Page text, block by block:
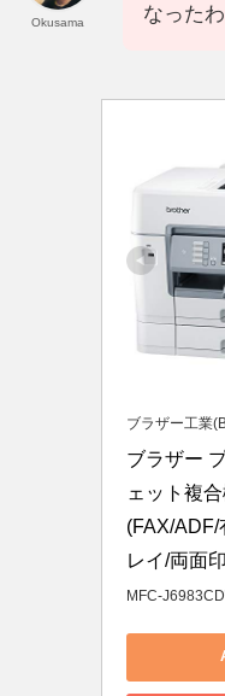
Okusama
なった
ブラザー工業
ブラザー
ェット複
(FAX/ADF/
レイ/両面
MFC-